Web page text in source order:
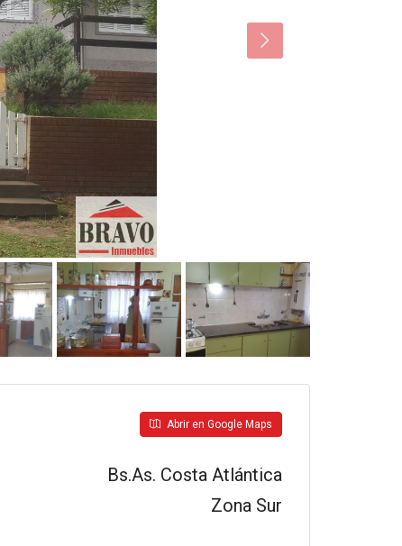
Abrir en Google Maps
Bs.As. Costa Atlántica
Zona Sur